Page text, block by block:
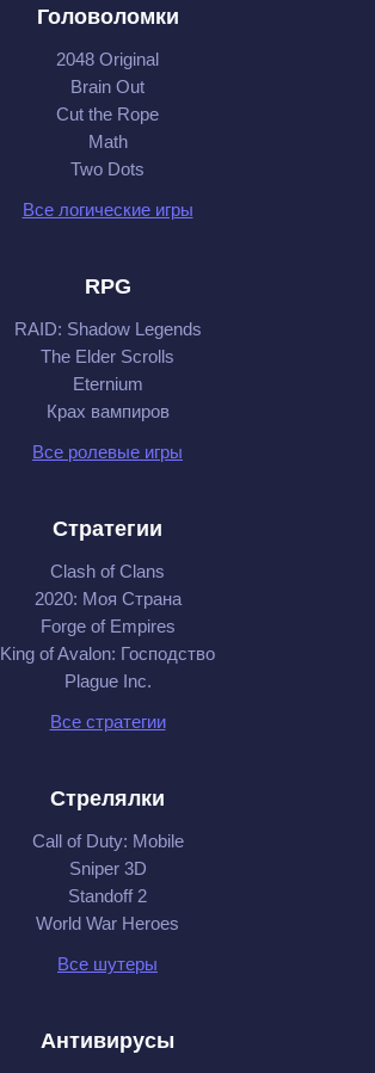
Головоломки
2048 Original
Brain Out
Cut the Rope
Math
Two Dots
Все логические игры
RPG
RAID: Shadow Legends
The Elder Scrolls
Eternium
Крах вампиров
Все ролевые игры
Стратегии
Clash of Clans
2020: Моя Cтрана
Forge of Empires
King of Avalon: Господство
Plague Inc.
Все стратегии
Стрелялки
Call of Duty: Mobile
Sniper 3D
Standoff 2
World War Heroes
Все шутеры
Антивирусы